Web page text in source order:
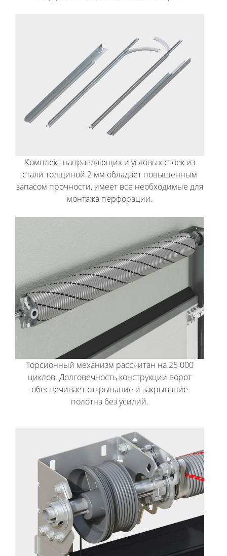
Комплект направляющих и угловых стоек из
стали толщиной 2 мм обладает повышенным
запасом прочности, имеет все необходимые для
монтажа перфорации.
Торсионный механизм рассчитан на 25 000
циклов. Долговечность конструкции ворот
обеспечивает открывание и закрывание
полотна без усилий.